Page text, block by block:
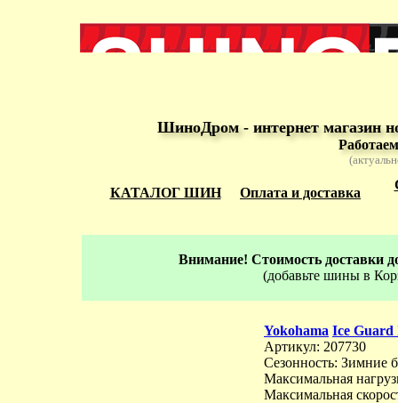
ШиноДром - интернет магазин
КАТАЛОГ ШИН Оплата и доставка
Внимание! Стоимость доставки
(добавьте шины в
Yokohama Ice Guard
Артикул: 207730
Сезонность: Зимние
Максимальная
Максимальная